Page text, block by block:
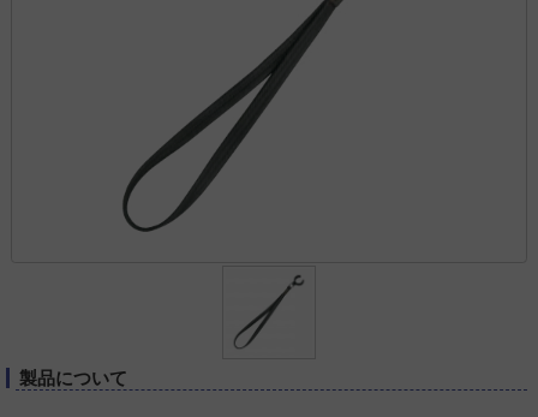
製品について